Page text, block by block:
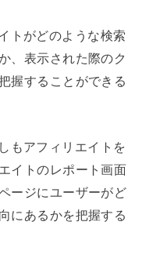
トがどのような検索
、表示された際のク
握することができる
もアフィリエイトを
イトのレポート画面
ージにユーザーがど
にあるかを把握する